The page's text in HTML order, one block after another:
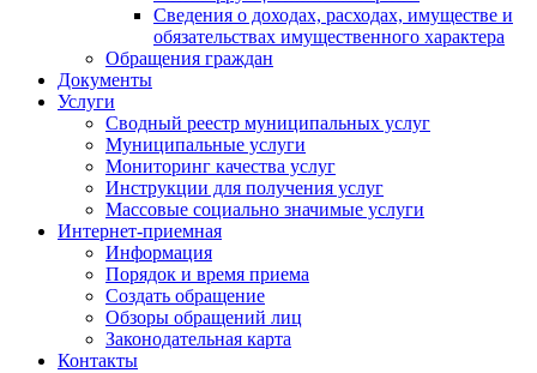
Сведения о доходах, расходах, имуществе и
обязательствах имущественного характера
Обращения граждан
Документы
Услуги
Сводный реестр муниципальных услуг
Муниципальные услуги
Мониторинг качества услуг
Инструкции для получения услуг
Массовые социально значимые услуги
Интернет-приемная
Информация
Порядок и время приема
Создать обращение
Обзоры обращений лиц
Законодательная карта
Контакты